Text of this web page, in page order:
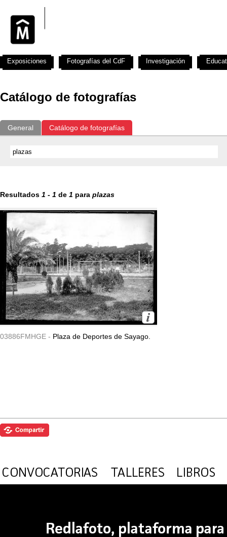
Catálogo de fotografías
General Catálogo de fotografías
Resultados 1 - 1 de 1 para plazas
03886FMHGE - Plaza de Deportes de Sayago.
Exposiciones Fotografías del CdF Investigación